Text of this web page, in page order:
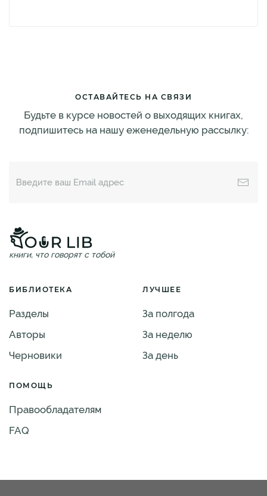
ОСТАВАЙТЕСЬ НА СВЯЗИ
Будьте в курсе новостей о выходящих книгах,
подпишитесь на нашу еженедельную рассылку:
книги, что говорят с тобой
БИБЛИОТЕКА
Разделы
Авторы
Черновики
ЛУЧШЕЕ
За полгода
За неделю
За день
ПОМОЩЬ
Правообладателям
FAQ